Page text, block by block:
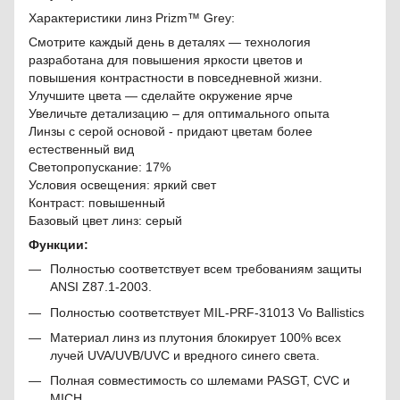
Характеристики линз Prizm™ Grey:
Смотрите каждый день в деталях — технология
разработана для повышения яркости цветов и
повышения контрастности в повседневной жизни.
Улучшите цвета — сделайте окружение ярче
Увеличьте детализацию – для оптимального опыта
Линзы с серой основой - придают цветам более
естественный вид
Светопропускание: 17%
Условия освещения: яркий свет
Контраст: повышенный
Базовый цвет линз: серый
Функции:
Полностью соответствует всем требованиям защиты
ANSI Z87.1-2003.
Полностью соответствует MIL-PRF-31013 Vo Ballistics
Материал линз из плутония блокирует 100% всех
лучей UVA/UVB/UVC и вредного синего света.
Полная совместимость со шлемами PASGT, CVC и